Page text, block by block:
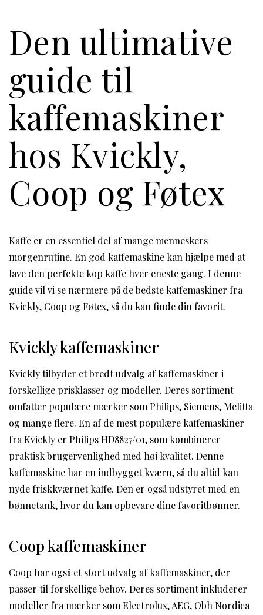
Den ultimative
guide til
kaffemaskiner
hos Kvickly,
Coop og Føtex
Kaffe er en essentiel del af mange menneskers
morgenrutine. En god kaffemaskine kan hjælpe med at
lave den perfekte kop kaffe hver eneste gang. I denne
guide vil vi se nærmere på de bedste kaffemaskiner fra
Kvickly, Coop og Føtex, så du kan finde din favorit.
Kvickly kaffemaskiner
Kvickly tilbyder et bredt udvalg af kaffemaskiner i
forskellige prisklasser og modeller. Deres sortiment
omfatter populære mærker som Philips, Siemens, Melitta
og mange flere. En af de mest populære kaffemaskiner
fra Kvickly er Philips HD8827/01, som kombinerer
praktisk brugervenlighed med høj kvalitet. Denne
kaffemaskine har en indbygget kværn, så du altid kan
nyde friskkværnet kaffe. Den er også udstyret med en
bønnetank, hvor du kan opbevare dine favoritbønner.
Coop kaffemaskiner
Coop har også et stort udvalg af kaffemaskiner, der
passer til forskellige behov. Deres sortiment inkluderer
modeller fra mærker som Electrolux, AEG, Obh Nordica